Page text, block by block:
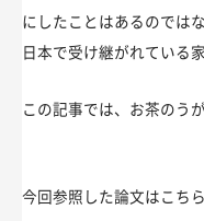
にしたことはあるのでは
日本で受け継がれている
この記事では、お茶のう
今回参照した論文はこちら